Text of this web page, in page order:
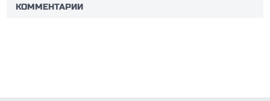
КОММЕНТАРИИ